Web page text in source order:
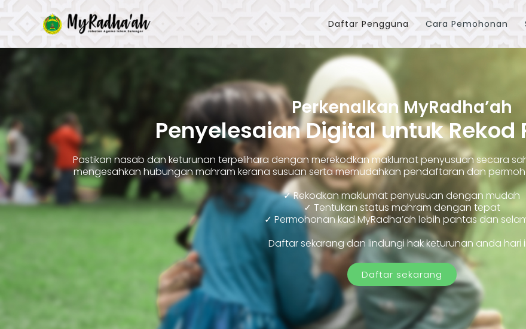
Skip
to
content
Daftar Pengguna Cara Pemohonan
Perkenalkan MyRadha’ah
Penyelesaian Digital untuk Rekod
Pastikan nasab dan keturunan terpelihara dengan merekodkan maklumat penyusuan secara
mengesahkan hubungan mahram kerana susuan serta memudahkan pendaftaran dan
✓ Rekodkan maklumat penyusuan dengan mudah
✓ Tentukan status mahram dengan tepat
✓ Permohonan kad MyRadha’ah lebih pantas dan
Daftar sekarang dan lindungi hak keturunan anda hari
Daftar sekarang